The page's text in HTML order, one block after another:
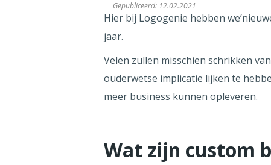
Gepubliceerd: 12.02.2021
Hier bij Logogenie hebben
jaar.
Velen zullen misschien schrikken
ouderwetse implicatie lijken te
meer business kunnen opleveren.
Wat zijn custom